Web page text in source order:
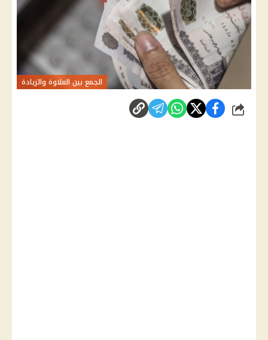
الجمع بين العلاوة والزيادة
شارك